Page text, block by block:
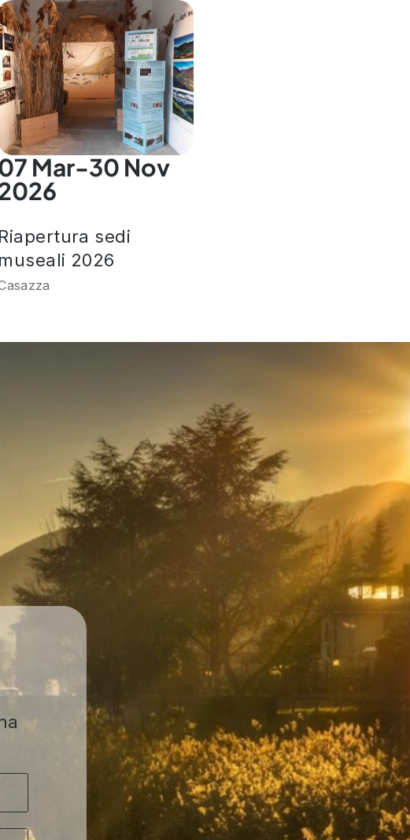
Mar-30 Nov
Riapertura sedi
museali 2026